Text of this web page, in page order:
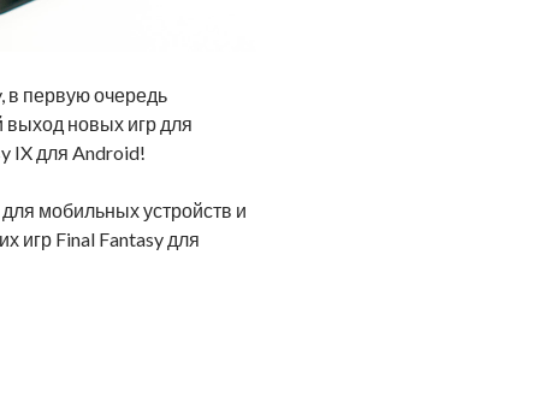
в первую очередь
новых игр для
IX для Android!
мобильных устройств и
игр Final Fantasy для